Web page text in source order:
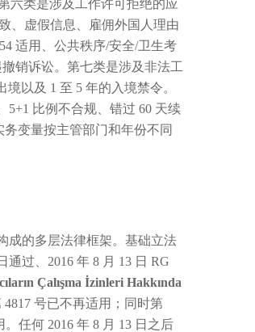
六类是涉及工作许可拒绝的应
、虚假信息、雇佣外国人理由
适用、公共秩序/安全/卫生考
销诉讼。第七类是涉及非法工
以及 1 至 5 年的入境禁令。
比例不合规、错过 60 天续
变量按主管部门和年份不同
成的多层法律框架。基础立法
通过、2016 年 8 月 13 日 RG
Çalışma İzinleri Hakkında
4817 号已不再适用；同时第
任何 2016 年 8 月 13 日之后